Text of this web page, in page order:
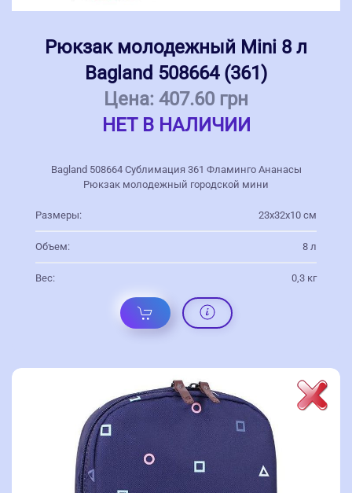
Рюкзак молодежный Mini 8 л
Bagland 508664 (361)
Цена: 407.60 грн
НЕТ В НАЛИЧИИ
Bagland 508664 Сублимация 361 Фламинго Ананасы
Рюкзак молодежный городской мини
Размеры: 23х32х10 см
Объем: 8 л
Вес: 0,3 кг